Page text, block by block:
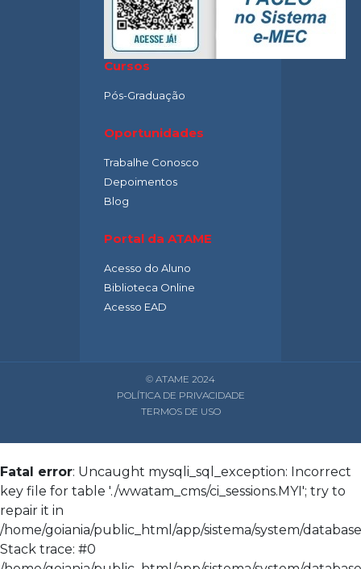
Cursos
Pós-Graduação
Oportunidades
Trabalhe Conosco
Depoimentos
Blog
Portal da ATAME
Acesso do Aluno
Biblioteca Online
Acesso EAD
© ATAME 2024
POLÍTICA DE PRIVACIDADE
TERMOS DE USO
Fatal error: Uncaught mysqli_sql_exception: Incorrect
key file for table './wwatam_cms/ci_sessions.MYI'; try to
repair it in
/home/goiania/public_html/app/sistema/system/
Stack trace: #0